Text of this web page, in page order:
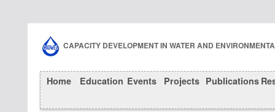
CAPACITY DEVELOPMENT IN WATER AND
Home Education Events Projects Publications